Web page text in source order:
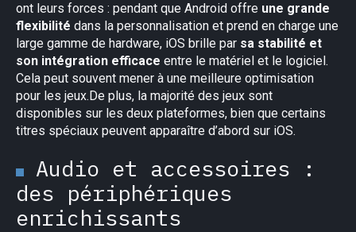
ont leurs forces : pendant que Android offre une grande
flexibilité dans la personnalisation et prend en charge une
large gamme de hardware, iOS brille par sa stabilité et
son intégration efficace entre le matériel et le logiciel.
Cela peut souvent mener à une meilleure optimisation
pour les jeux.De plus, la majorité des jeux sont
disponibles sur les deux plateformes, bien que certains
titres spéciaux peuvent apparaître d’abord sur iOS.
Audio et accessoires :
des périphériques
enrichissants